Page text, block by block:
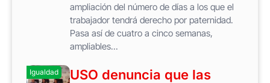
ampliación del número de días a los que el
trabajador tendrá derecho por paternidad.
Pasa así de cuatro a cinco semanas,
ampliables...
Igualdad
USO denuncia que las